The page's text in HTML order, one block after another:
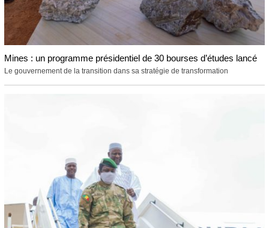
Mines : un programme présidentiel de 30 bourses d’études lancé
Le gouvernement de la transition dans sa stratégie de transformation